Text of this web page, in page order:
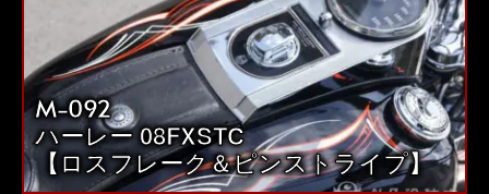
M-092
ハーレー 08FXSTC
【ロスフレーク＆ピンストライプ】